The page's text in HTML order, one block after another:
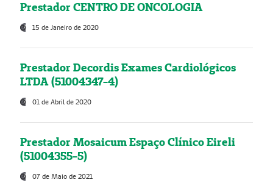
Prestador CENTRO DE ONCOLOGIA
15 de Janeiro de 2020
Prestador Decordis Exames Cardiológicos
LTDA (51004347-4)
01 de Abril de 2020
Prestador Mosaicum Espaço Clínico Eireli
(51004355-5)
07 de Maio de 2021